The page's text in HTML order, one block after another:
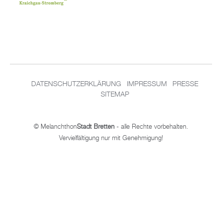
DATENSCHUTZERKLÄRUNG IMPRESSUM
PRESSE
SITEMAP
© MelanchthonStadt Bretten - alle Rechte vorbehalten.
Vervielfältigung nur mit Genehmigung!